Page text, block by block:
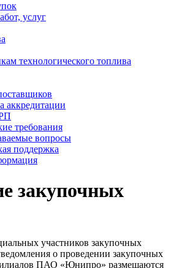
услуг
технологического топлива
аккредитации
требования
вопросы
поддержка
закупочных
участников закупочных
о проведении закупочных
ПАО «Юнипро» размещаются